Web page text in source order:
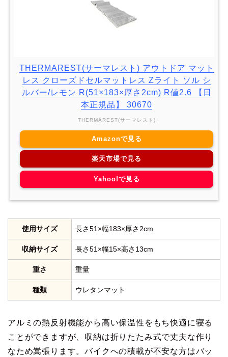
THERMAREST(サーマレスト) アウトドア マット
レス クローズドセルマットレス Zライト ソル シ
ルバー/レモン R(51×183×厚さ2cm) R値2.6 【日
本正規品】 30670
THERMAREST(サーマレスト)
Amazonで見る
楽天市場で見る
Yahoo!で見る
使用サイズ 長さ51×幅183×厚さ2cm
収納サイズ 長さ51×幅15×高さ13cm
重さ 重量
種類 ウレタンマット
アルミの熱反射機能から高い保温性をもち快適に寝る
ことができますが、収納は折りたたみ式で丈夫な作り
なため嵩張ります。バイクへの積載が不安な方はバッ